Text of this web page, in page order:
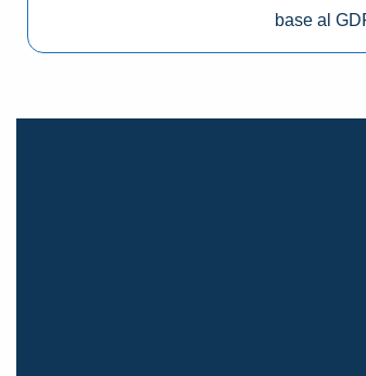
base al